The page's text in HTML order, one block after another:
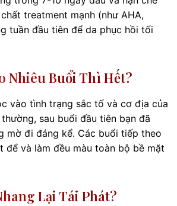
treatment mạnh (như AHA,
tuần đầu tiên để da phục hồi tối
Nhiêu Buổi Thì Hết?
vào tình trạng sắc tố và cơ địa của
sau buổi đầu tiên bạn đã
mờ đi đáng kể. Các buổi tiếp theo
để và làm đều màu toàn bộ bề mặt
Lại Tái Phát?